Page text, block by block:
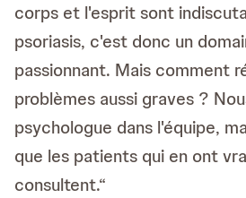
corps et l'esprit sont
psoriasis, c'est donc un
passionnant. Mais comment
problèmes aussi graves ?
psychologue dans l'équipe,
que les patients qui en ont
consultent.“